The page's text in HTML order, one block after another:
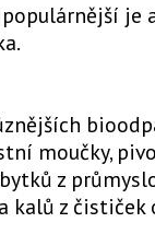
je
moučky,
z
kalů z čističek